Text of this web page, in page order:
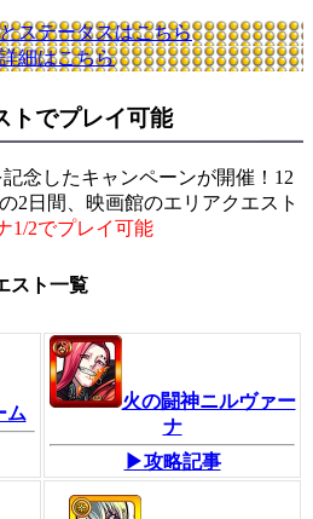
ステータスはこちら
細はこちら
トでプレイ可能
念したキャンペーンが開催！12
2日間、映画館のエリアクエスト
1/2でプレイ可能
スト一覧
ム
火の闘神ニルヴァー
ナ
▶攻略記事